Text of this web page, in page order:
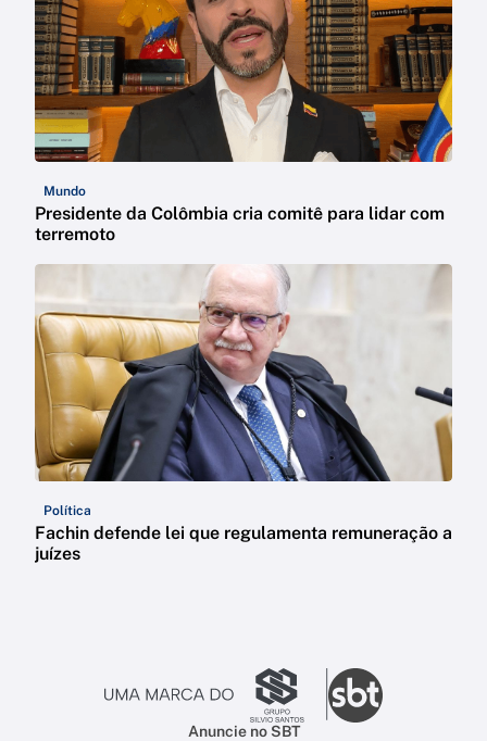
Mundo
Presidente da Colômbia cria comitê para lidar com
terremoto
Política
Fachin defende lei que regulamenta remuneração a
juízes
Anuncie no SBT